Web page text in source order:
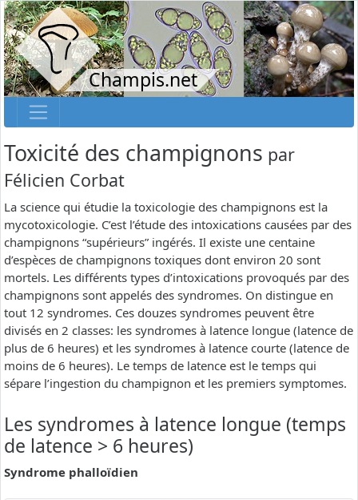
Champis.net
Toxicité des champignons par
Félicien Corbat
La science qui étudie la toxicologie des champignons est la
mycotoxicologie. C’est l’étude des intoxications causées par des
champignons “supérieurs” ingérés. Il existe une centaine
d’espèces de champignons toxiques dont environ 20 sont
mortels. Les différents types d’intoxications provoqués par des
champignons sont appelés des syndromes. On distingue en
tout 12 syndromes. Ces douzes syndromes peuvent être
divisés en 2 classes: les syndromes à latence longue (latence de
plus de 6 heures) et les syndromes à latence courte (latence de
moins de 6 heures). Le temps de latence est le temps qui
sépare l’ingestion du champignon et les premiers symptomes.
Les syndromes à latence longue (temps
de latence > 6 heures)
Syndrome phalloïdien